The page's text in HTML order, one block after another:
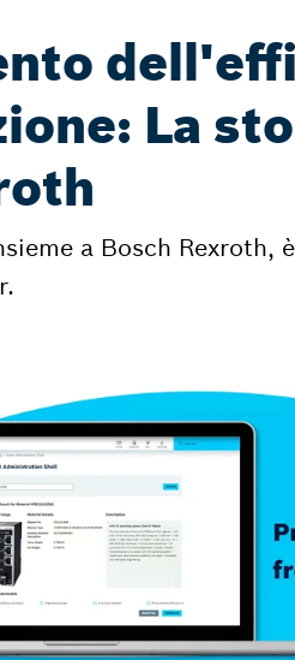
La
a Bosch